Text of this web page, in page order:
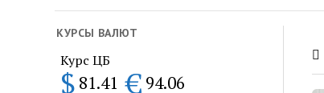
КУРСЫ ВАЛЮТ
Курс ЦБ
$ 81.41 € 94.06